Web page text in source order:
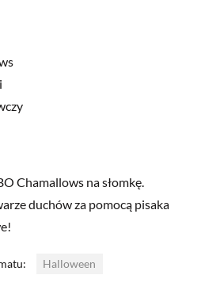
Chamallows na słomkę.
duchów za pomocą pisaka
Halloween